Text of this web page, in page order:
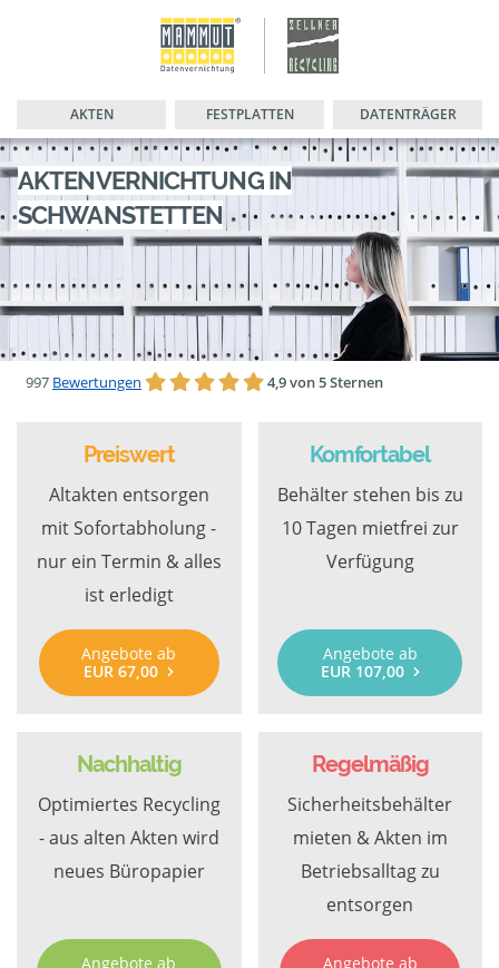
AKTEN FESTPLATTEN DATENTRÄGER
AKTENVERNICHTUNG IN
SCHWANSTETTEN
997 Bewertungen 4,9 von 5 Sternen
Preiswert
Altakten entsorgen
mit Sofortabholung -
nur ein Termin & alles
ist erledigt
Angebote ab
EUR 67,00
Komfortabel
Behälter stehen bis zu
10 Tagen mietfrei zur
Verfügung
Angebote ab
EUR 107,00
Nachhaltig
Optimiertes Recycling
- aus alten Akten wird
neues Büropapier
Angebote ab
Regelmäßig
Sicherheitsbehälter
mieten & Akten im
Betriebsalltag zu
entsorgen
Angebote ab